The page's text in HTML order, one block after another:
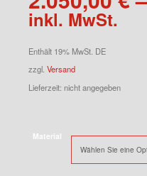
inkl. MwSt.
Enthält 19% MwSt. DE
zzgl. Versand
Lieferzeit: nicht angegeben
Material